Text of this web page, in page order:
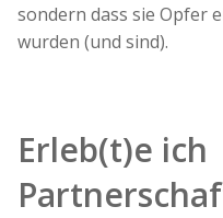
sondern dass sie Opfer
wurden (und sind).
Erleb(t)e ich